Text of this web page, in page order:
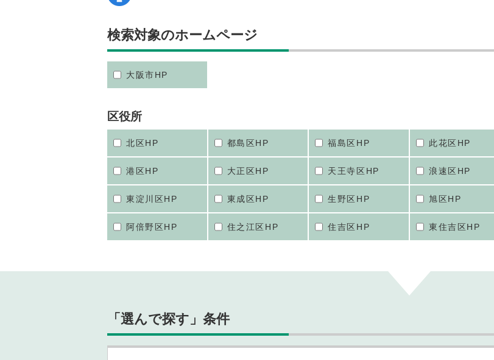
検索対象のホームページ
大阪市HP
区役所
北区HP 都島区HP 福島区HP 此花区HP
港区HP 大正区HP 天王寺区HP 浪速区HP
東淀川区HP 東成区HP 生野区HP 旭区HP
阿倍野区HP 住之江区HP 住吉区HP 東住吉区HP
「選んで探す」条件